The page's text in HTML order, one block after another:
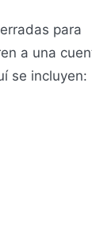
para
a una
se incluyen: